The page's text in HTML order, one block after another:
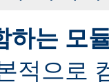
하는 모
적으로